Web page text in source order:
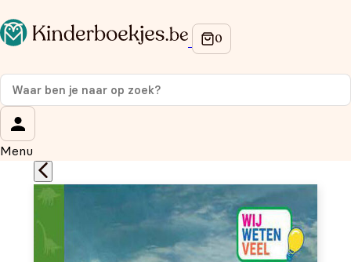
Menu
Op de hoogte blijven van onze acties?
Meld je aan voor onze nieuwsbrief en ontvang
korting
Wat is je voornaam?
Wat is je e-mailadres?*
Aanmelden